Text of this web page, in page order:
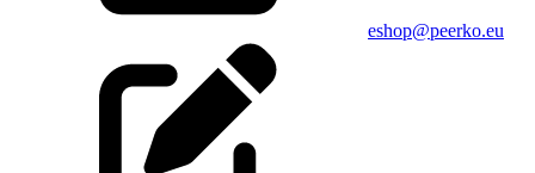
eshop@peerko.eu